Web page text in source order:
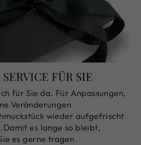
SERVICE FÜR SIE
für Sie da. Für Anpassungen,
Veränderungen
wieder aufgefrischt
es lange so bleibt,
es gerne tragen